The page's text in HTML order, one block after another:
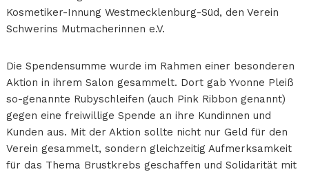
Kosmetiker-Innung Westmecklenburg-Süd, den Verein
Schwerins Mutmacherinnen e.V.
Die Spendensumme wurde im Rahmen einer besonderen
Aktion in ihrem Salon gesammelt. Dort gab Yvonne Pleiß
so-genannte Rubyschleifen (auch Pink Ribbon genannt)
gegen eine freiwillige Spende an ihre Kundinnen und
Kunden aus. Mit der Aktion sollte nicht nur Geld für den
Verein gesammelt, sondern gleichzeitig Aufmerksamkeit
für das Thema Brustkrebs geschaffen und Solidarität mit